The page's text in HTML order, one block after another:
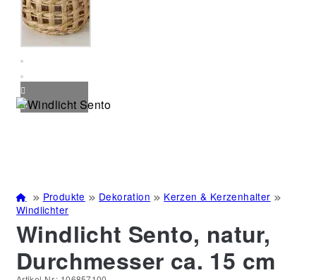
Produkte Dekoration
Kerzen & Kerzenhalter
Windlichter
Windlicht Sento, natur,
Durchmesser ca. 15 cm